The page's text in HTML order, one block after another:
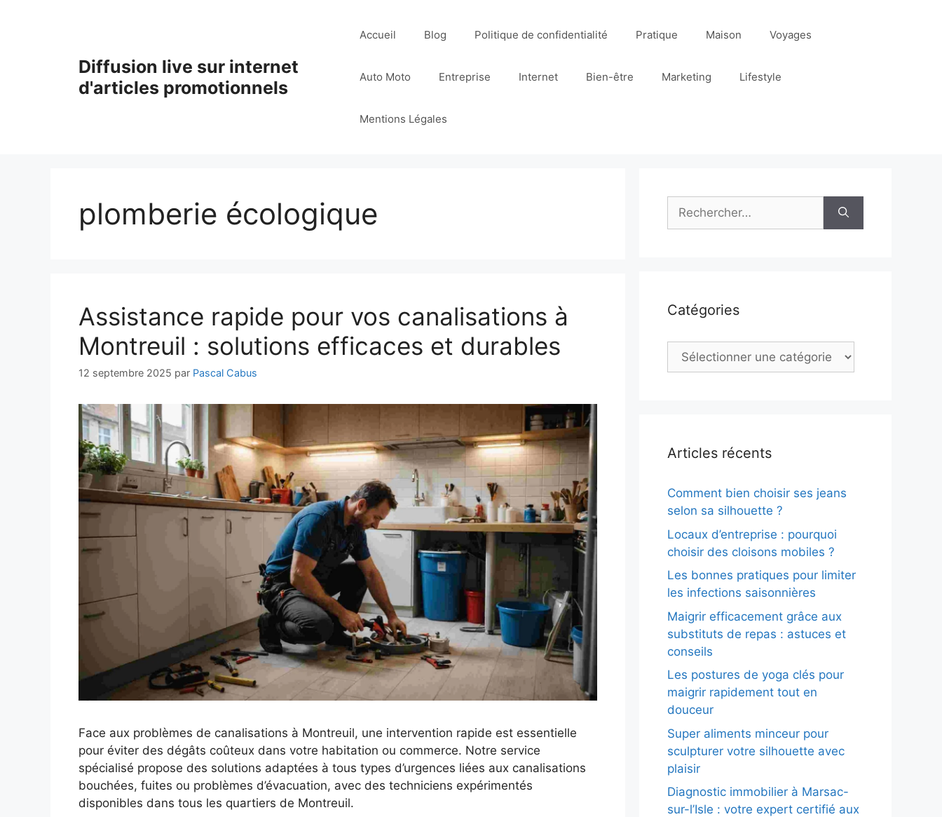
Diffusion live sur internet
d'articles promotionnels
Accueil Blog Politique de confidentialité Pratique Maison Voyages
Auto Moto Entreprise Internet Bien-être Marketing Lifestyle
Mentions Légales
plomberie écologique
Assistance rapide pour vos canalisations à
Montreuil : solutions efficaces et durables
12 septembre 2025 par Pascal Cabus
Face aux problèmes de canalisations à Montreuil, une intervention rapide est essentielle
pour éviter des dégâts coûteux dans votre habitation ou commerce. Notre service
spécialisé propose des solutions adaptées à tous types d’urgences liées aux canalisations
bouchées, fuites ou problèmes d’évacuation, avec des techniciens expérimentés
disponibles dans tous les quartiers de Montreuil.
Rechercher :
Catégories
Catégories
Articles récents
Comment bien choisir ses jeans
selon sa silhouette ?
Locaux d’entreprise : pourquoi
choisir des cloisons mobiles ?
Les bonnes pratiques pour limiter
les infections saisonnières
Maigrir efficacement grâce aux
substituts de repas : astuces et
conseils
Les postures de yoga clés pour
maigrir rapidement tout en
douceur
Super aliments minceur pour
sculpturer votre silhouette avec
plaisir
Diagnostic immobilier à Marsac-
sur-l’Isle : votre expert certifié aux